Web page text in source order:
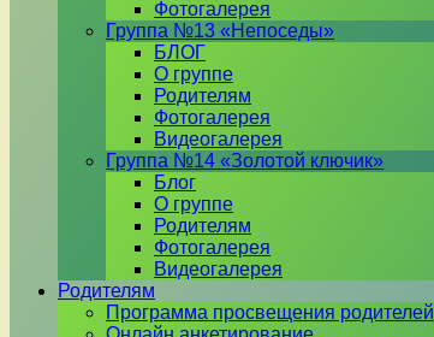
Фотогалерея
Группа №13 «Непоседы»
БЛОГ
О группе
Родителям
Фотогалерея
Видеогалерея
Группа №14 «Золотой ключик»
Блог
О группе
Родителям
Фотогалерея
Видеогалерея
Родителям
Программа просвещения родителей